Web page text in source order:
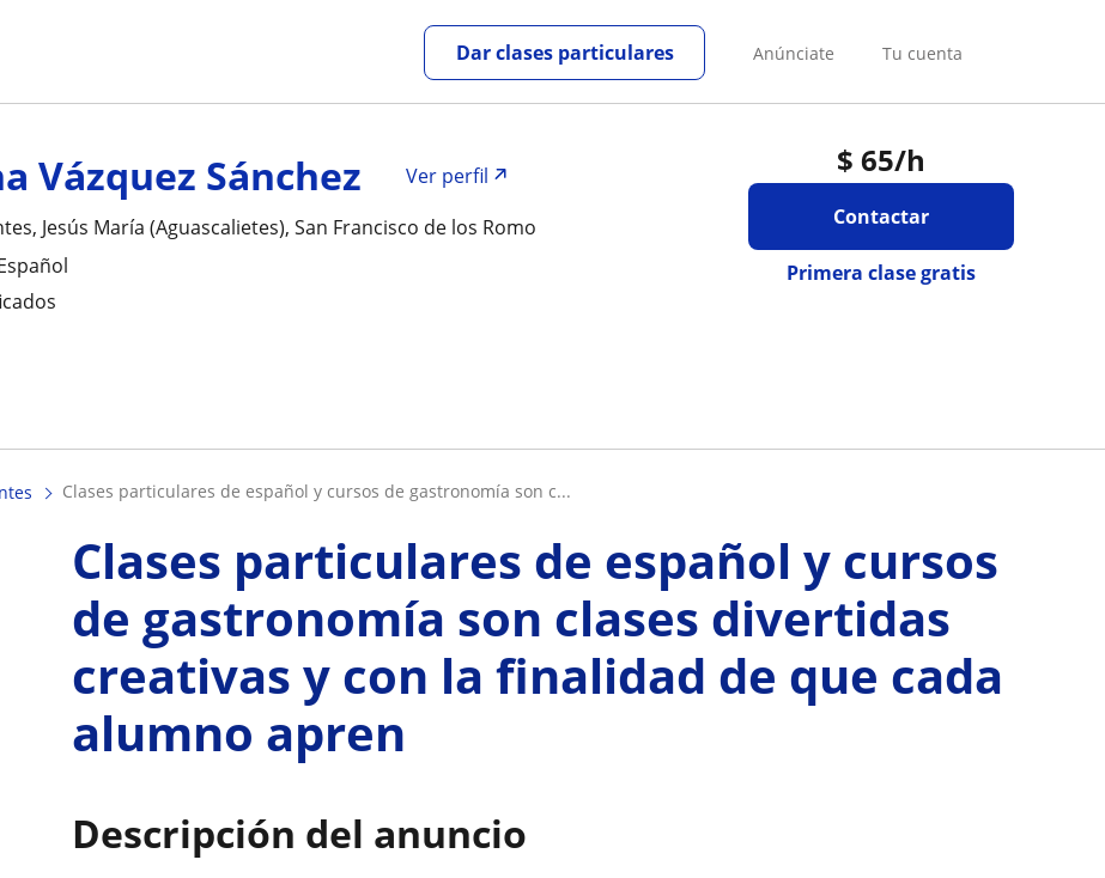
Anúnciate Tu cuenta
Dar clases particulares
$ 65/h
Contactar
Primera clase gratis
Vázquez Sánchez
Ver perfil
Jesús María (Aguascalietes), San Francisco de los Romo
clases particulares de español y cursos de gastronomía son c...
Clases particulares de español y cursos
de gastronomía son clases divertidas
creativas y con la finalidad de que cada
alumno apren
Descripción del anuncio